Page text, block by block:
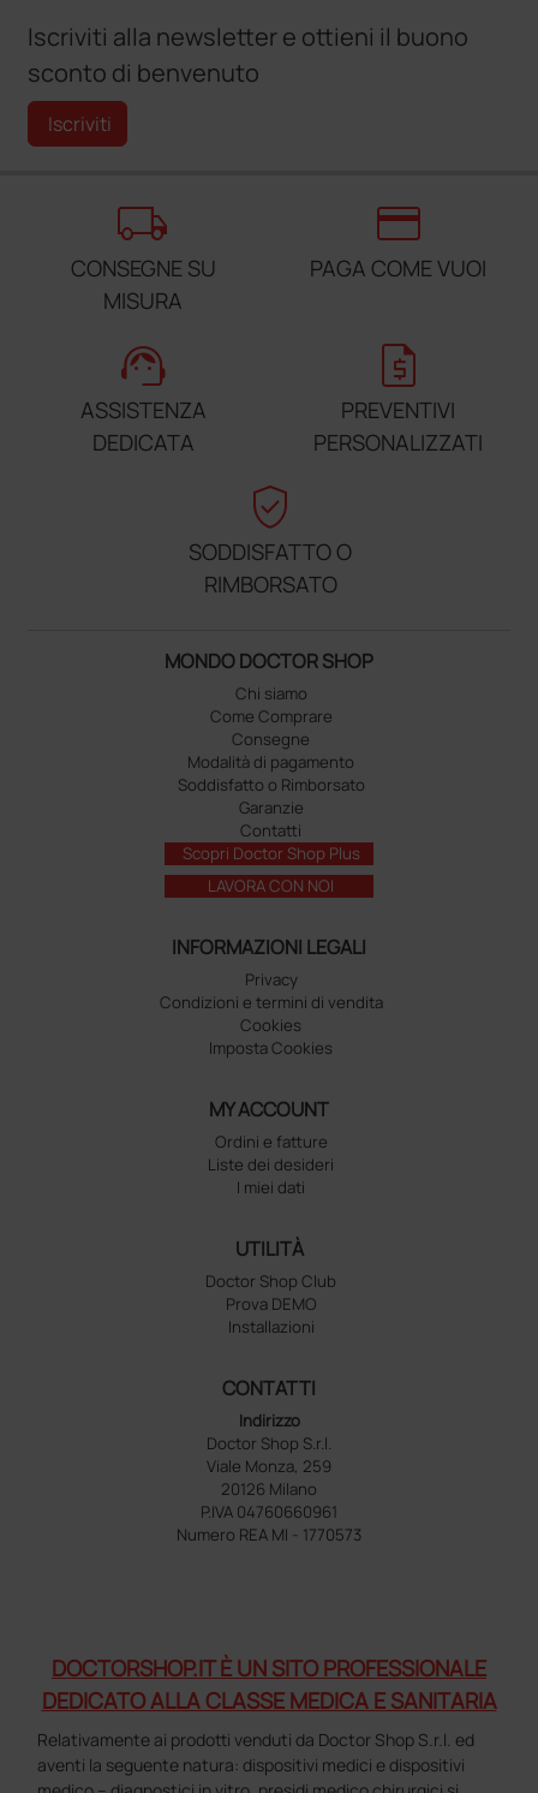
Iscriviti alla newsletter e ottieni il buono
sconto di benvenuto
Iscriviti
local_shipping
CONSEGNE SU
MISURA
credit_card
PAGA COME VUOI
support_agent
ASSISTENZA
DEDICATA
request_quote
PREVENTIVI
PERSONALIZZATI
verified_user
SODDISFATTO O
RIMBORSATO
MONDO DOCTOR SHOP
Chi siamo
Come Comprare
Consegne
Modalità di pagamento
Soddisfatto o Rimborsato
Garanzie
Contatti
Scopri Doctor Shop Plus
LAVORA CON NOI
INFORMAZIONI LEGALI
Privacy
Condizioni e termini di vendita
Cookies
Imposta Cookies
MY ACCOUNT
Ordini e fatture
Liste dei desideri
I miei dati
UTILITÀ
Doctor Shop Club
Prova DEMO
Installazioni
CONTATTI
Indirizzo
Doctor Shop S.r.l.
Viale Monza, 259
20126 Milano
P.IVA 04760660961
Numero REA MI - 1770573
DOCTORSHOP.IT È UN SITO PROFESSIONALE
DEDICATO ALLA CLASSE MEDICA E SANITARIA
Relativamente ai prodotti venduti da Doctor Shop S.r.l. ed
aventi la seguente natura: dispositivi medici e dispositivi